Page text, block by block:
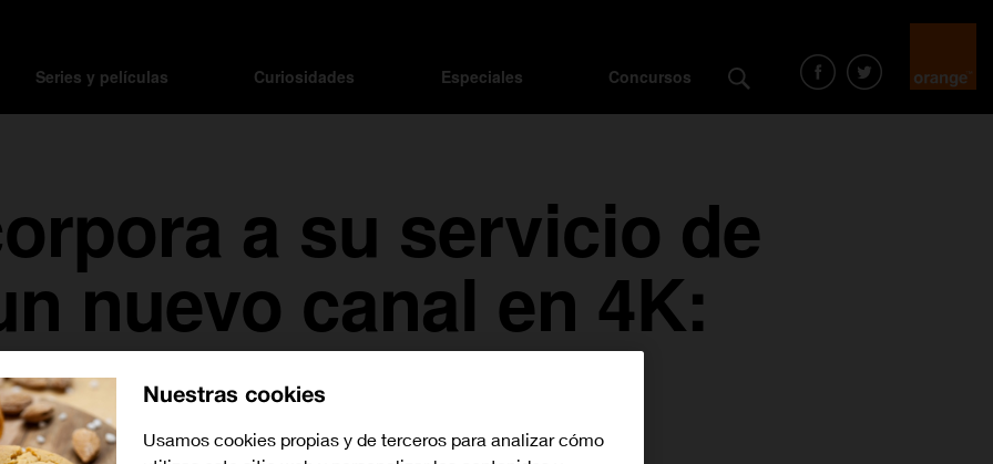
Series y películas Curiosidades Especiales Concursos
a su servicio de
nuevo canal en 4K:
Nuestras cookies
Usamos cookies propias y de terceros para analizar cómo